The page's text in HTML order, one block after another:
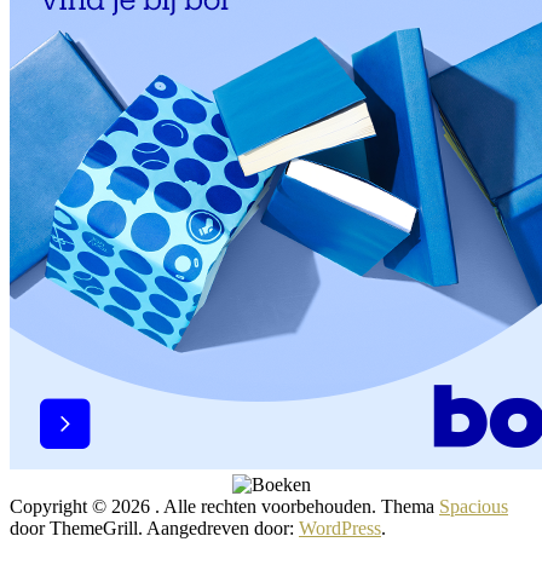
Copyright © 2026 . Alle rechten voorbehouden. Thema Spacious
door ThemeGrill. Aangedreven door: WordPress.